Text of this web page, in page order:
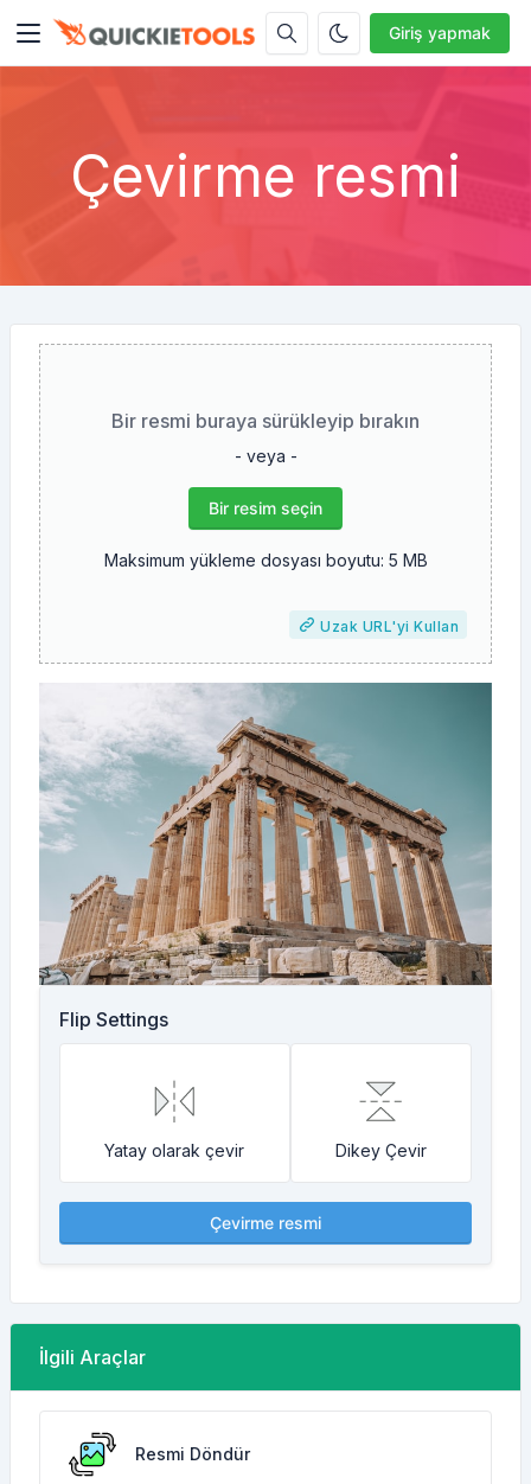
Giriş yapmak
Çevirme resmi
Bir resmi buraya sürükleyip bırakın
- veya -
Bir resim seçin
Maksimum yükleme dosyası boyutu: 5 MB
Uzak URL'yi Kullan
Flip Settings
Yatay olarak çevir Dikey Çevir
Çevirme resmi
İlgili Araçlar
Resmi Döndür